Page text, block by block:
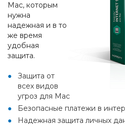
Mac, которым
нужна
надежная и в то
же время
удобная
защита.
Защита от
всех видов
угроз для Мас
Безопасные платежи в
Надежная защита личных